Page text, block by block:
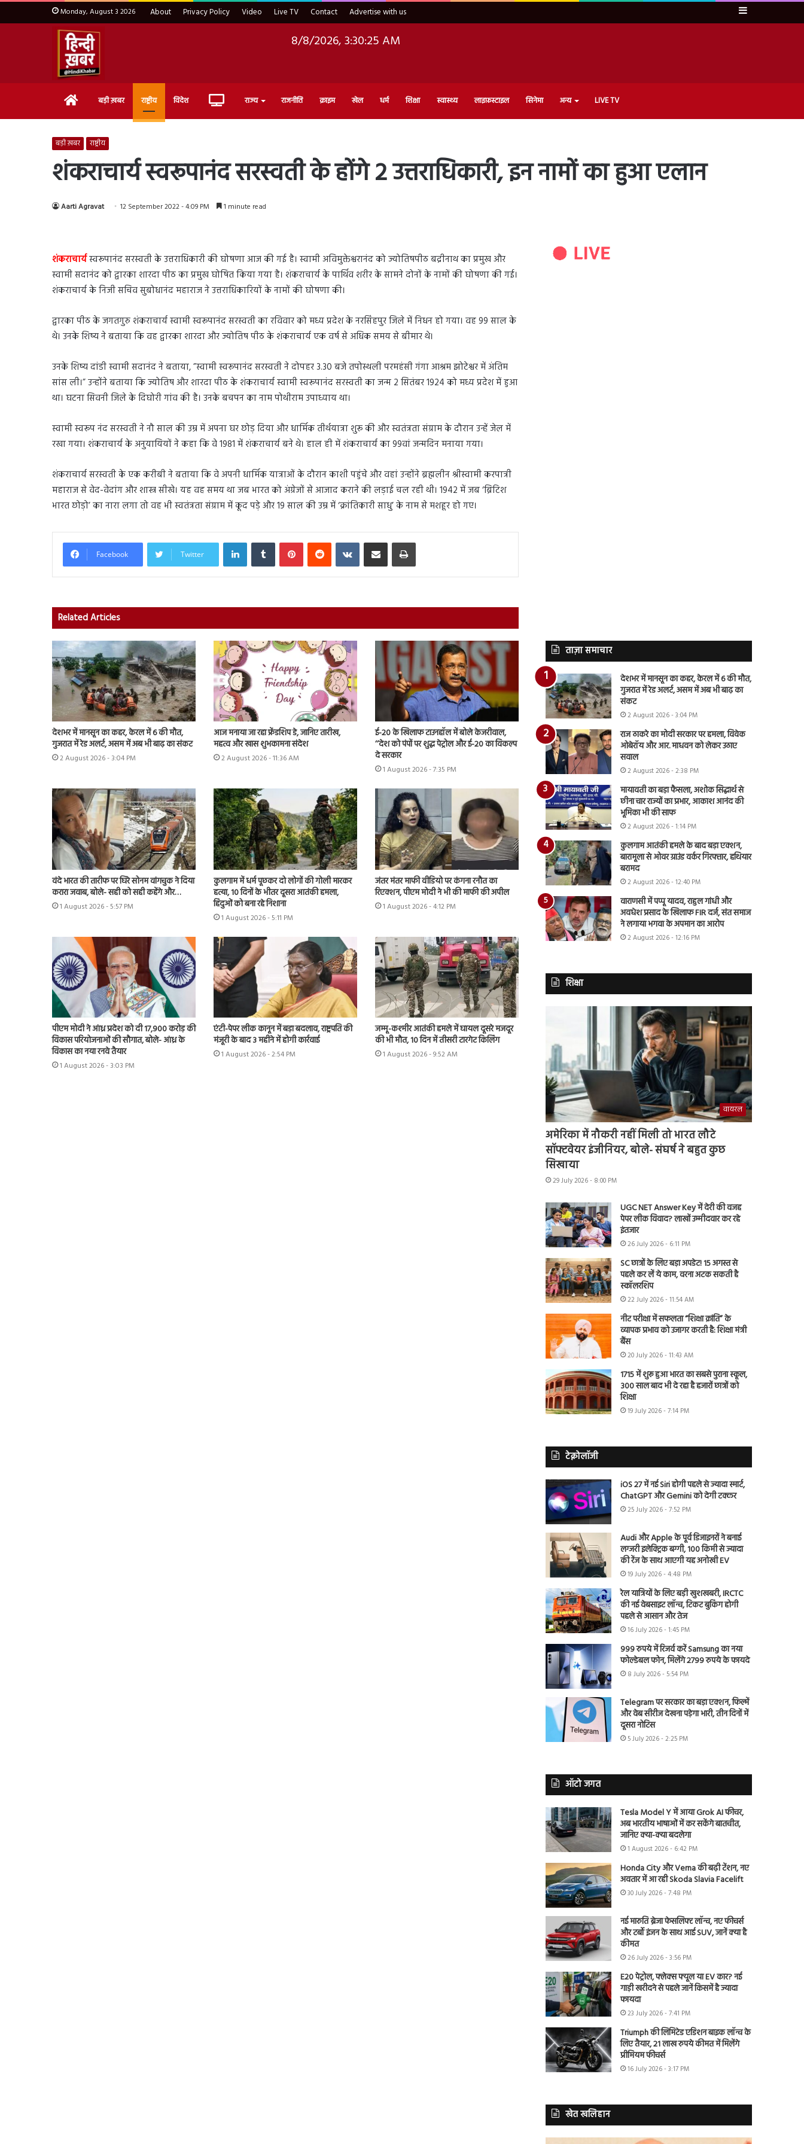
Monday, August 3 2026 About Privacy Policy Video Live TV Contact Advertise with us Sidebar
8/8/2026, 3:30:26 AM
Home बड़ी ख़बर राष्ट्रीय विदेश Live राज्य राजनीति क्राइम खेल धर्म शिक्षा स्वास्थ्य लाइफ़स्टाइल सिनेमा अन्य LIVE TV
बड़ी ख़बर राष्ट्रीय
शंकराचार्य स्वरूपानंद सरस्वती के होंगे 2 उत्तराधिकारी, इन नामों का हुआ एलान
Aarti Agravat 12 September 2022 - 4:09 PM 1 minute read
शंकराचार्यस्वरूपानंद सरस्वती के उत्तराधिकारी की घोषणा आज की गई है। स्वामी अविमुक्तेश्वरानंद को ज्योतिषपीठ बद्रीनाथ का प्रमुख और
स्वामी सदानंद को द्वारका शारदा पीठ का प्रमुख घोषित किया गया है। शंकराचार्य के पार्थिव शरीर के सामने दोनों के नामों की घोषणा की गई।
शंकराचार्य के निजी सचिव सुबोधानंद महाराज ने उत्तराधिकारियों के नामों की घोषणा की।
द्वारका पीठ के जगतगुरु शंकराचार्य स्वामी स्वरूपानंद सरस्वती का रविवार को मध्य प्रदेश के नरसिंहपुर जिले में निधन हो गया। वह 99 साल के
थे। उनके शिष्य ने बताया कि वह द्वारका शारदा और ज्योतिष पीठ के शंकराचार्य एक वर्ष से अधिक समय से बीमार थे।
उनके शिष्य दांडी स्वामी सदानंद ने बताया, ”स्वामी स्वरूपानंद सरस्वती ने दोपहर 3.30 बजे तपोस्थली परमहंसी गंगा आश्रम झोटेश्वर में अंतिम
सांस ली।” उन्होंने बताया कि ज्योतिष और शारदा पीठ के शंकराचार्य स्वामी स्वरूपानंद सरस्वती का जन्म 2 सितंबर 1924 को मध्य प्रदेश में हुआ
था। घटना सिवनी जिले के दिघोरी गांव की है। उनके बचपन का नाम पोथीराम उपाध्याय था।
स्वामी स्वरूप नंद सरस्वती ने नौ साल की उम्र में अपना घर छोड़ दिया और धार्मिक तीर्थयात्रा शुरू की और स्वतंत्रता संग्राम के दौरान उन्हें जेल में
रखा गया। शंकराचार्य के अनुयायियों ने कहा कि वे 1981 में शंकराचार्य बने थे। हाल ही में शंकराचार्य का 99वां जन्मदिन मनाया गया।
शंकराचार्य सरस्वती के एक करीबी ने बताया कि वे अपनी धार्मिक यात्राओं के दौरान काशी पहुंचे और वहां उन्होंने ब्रह्मलीन श्रीस्वामी करपात्री
महाराज से वेद-वेदांग और शास्त्र सीखे। यह वह समय था जब भारत को अंग्रेजों से आजाद कराने की लड़ाई चल रही थी। 1942 में जब ‘ब्रिटिश
भारत छोड़ो’ का नारा लगा तो वह भी स्वतंत्रता संग्राम में कूद पड़े और 19 साल की उम्र में ‘क्रांतिकारी साधु’ के नाम से मशहूर हो गए।
Facebook Twitter
LinkedInTumblr PinterestReddit VKontakteShare via Email Print
Related Articles
देशभर में मानसून का कहर, केरल में 6 की मौत,
गुजरात में रेड अलर्ट, असम में अब भी बाढ़ का संकट
2 August 2026 - 3:04 PM
आज मनाया जा रहा फ्रेंडशिप डे, जानिए तारीख,
महत्व और खास शुभकामना संदेश
2 August 2026 - 11:36 AM
ई-20 के खिलाफ टाउनहॉल में बोले केजरीवाल,
‘‘देश को पंपों पर शुद्ध पेट्रोल और ई-20 का विकल्प
दे सरकार
1 August 2026 - 7:35 PM
वंदे भारत की तारीफ पर घिरे सोनम वांगचुक ने दिया
करारा जवाब, बोले- सही को सही कहेंगे और…
1 August 2026 - 5:57 PM
कुलगाम में धर्म पूछकर दो लोगों की गोली मारकर
हत्या, 10 दिनों के भीतर दूसरा आतंकी हमला,
हिंदुओं को बना रहे निशाना
1 August 2026 - 5:11 PM
जंतर मंतर माफी वीडियो पर कंगना रनौत का
रिएक्शन, पीएम मोदी ने भी की माफी की अपील
1 August 2026 - 4:12 PM
पीएम मोदी ने आंध्र प्रदेश को दी 17,900 करोड़ की
विकास परियोजनाओं की सौगात, बोले- आंध्र के
विकास का नया रनवे तैयार
1 August 2026 - 3:03 PM
एंटी-पेपर लीक कानून में बड़ा बदलाव, राष्ट्रपति की
मंजूरी के बाद 3 महीने में होगी कार्रवाई
1 August 2026 - 2:54 PM
जम्मू-कश्मीर आतंकी हमले में घायल दूसरे मजदूर
की भी मौत, 10 दिन में तीसरी टारगेट किलिंग
1 August 2026 - 9:52 AM
ताज़ा समाचार
देशभर में मानसून का कहर, केरल में 6 की मौत,
गुजरात में रेड अलर्ट, असम में अब भी बाढ़ का
संकट
2 August 2026 - 3:04 PM
राज ठाकरे का मोदी सरकार पर हमला, विवेक
ओबेरॉय और आर. माधवन को लेकर उठाए
सवाल
2 August 2026 - 2:38 PM
मायावती का बड़ा फैसला, अशोक सिद्धार्थ से
छीना चार राज्यों का प्रभार, आकाश आनंद की
भूमिका भी की साफ
2 August 2026 - 1:14 PM
कुलगाम आतंकी हमले के बाद बड़ा एक्शन,
बारामूला से ओवर ग्राउंड वर्कर गिरफ्तार, हथियार
बरामद
2 August 2026 - 12:40 PM
वाराणसी में पप्पू यादव, राहुल गांधी और
अवधेश प्रसाद के खिलाफ FIR दर्ज, संत समाज
ने लगाया भगवा के अपमान का आरोप
2 August 2026 - 12:16 PM
शिक्षा
वायरल
अमेरिका में नौकरी नहीं मिली तो भारत लौटे
सॉफ्टवेयर इंजीनियर, बोले- संघर्ष ने बहुत कुछ
सिखाया
29 July 2026 - 8:00 PM
UGC NET Answer Key में देरी की वजह
पेपर लीक विवाद? लाखों उम्मीदवार कर रहे
इंतजार
26 July 2026 - 6:11 PM
SC छात्रों के लिए बड़ा अपडेट! 15 अगस्त से
पहले कर लें ये काम, वरना अटक सकती है
स्कॉलरशिप
22 July 2026 - 11:54 AM
नीट परीक्षा में सफलता “शिक्षा क्रांति” के
व्यापक प्रभाव को उजागर करती है: शिक्षा मंत्री
बैंस
20 July 2026 - 11:43 AM
1715 में शुरू हुआ भारत का सबसे पुराना स्कूल,
300 साल बाद भी दे रहा है हजारों छात्रों को
शिक्षा
19 July 2026 - 7:14 PM
टेक्नोलॉजी
iOS 27 में नई Siri होगी पहले से ज्यादा स्मार्ट,
ChatGPT और Gemini को देगी टक्कर
25 July 2026 - 7:52 PM
Audi और Apple के पूर्व डिजाइनरों ने बनाई
लग्जरी इलेक्ट्रिक बग्गी, 100 किमी से ज्यादा
की रेंज के साथ आएगी यह अनोखी EV
19 July 2026 - 4:48 PM
रेल यात्रियों के लिए बड़ी खुशखबरी, IRCTC
की नई वेबसाइट लॉन्च, टिकट बुकिंग होगी
पहले से आसान और तेज
16 July 2026 - 1:45 PM
999 रुपये में रिजर्व करें Samsung का नया
फोल्डेबल फोन, मिलेंगे 2799 रुपये के फायदे
8 July 2026 - 5:54 PM
Telegram पर सरकार का बड़ा एक्शन, फिल्में
और वेब सीरीज देखना पड़ेगा भारी, तीन दिनों में
दूसरा नोटिस
5 July 2026 - 2:25 PM
ऑटो जगत
Tesla Model Y में आया Grok AI फीचर,
अब भारतीय भाषाओं में कर सकेंगे बातचीत,
जानिए क्या-क्या बदलेगा
1 August 2026 - 6:42 PM
Honda City और Verna की बढ़ी टेंशन, नए
अवतार में आ रही Skoda Slavia Facelift
30 July 2026 - 7:48 PM
नई मारुति ब्रेजा फेसलिफ्ट लॉन्च, नए फीचर्स
और टर्बो इंजन के साथ आई SUV, जानें क्या है
कीमत
26 July 2026 - 3:56 PM
E20 पेट्रोल, फ्लेक्स फ्यूल या EV कार? नई
गाड़ी खरीदने से पहले जानें किसमें है ज्यादा
फायदा
23 July 2026 - 7:41 PM
Triumph की लिमिटेड एडिशन बाइक लॉन्च के
लिए तैयार, 21 लाख रुपये कीमत में मिलेंगे
प्रीमियम फीचर्स
16 July 2026 - 3:17 PM
खेत खलिहान